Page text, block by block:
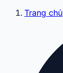
Trang chủ